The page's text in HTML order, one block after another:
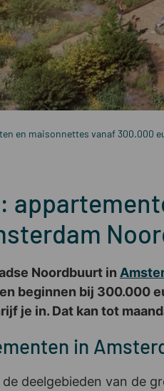
en maisonnettes vanaf 300.000
Noordbuurt in
beginnen bij 300.000
je in. Dat kan tot
in
deelgebieden van de